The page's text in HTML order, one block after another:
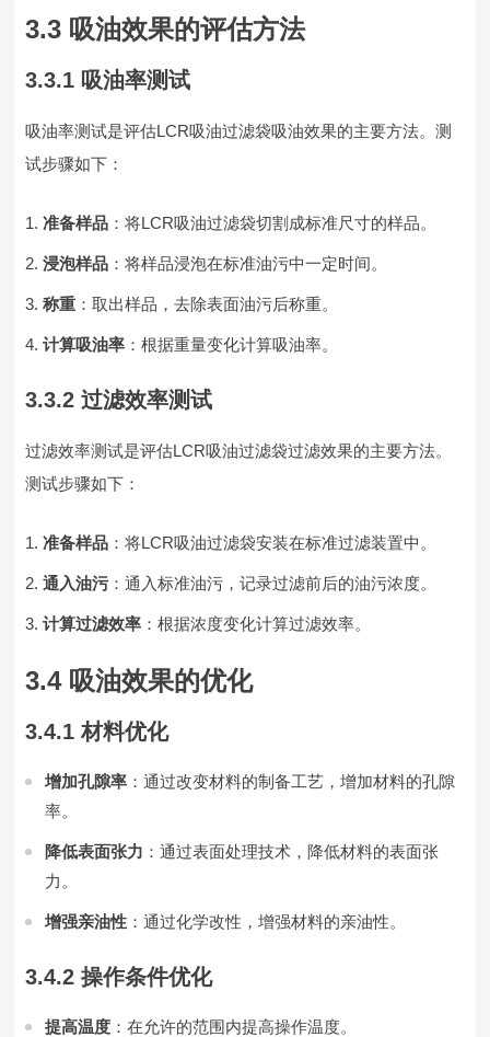
3.3 吸油效果的评估方法
3.3.1 吸油率测试
吸油率测试是评估LCR吸油过滤袋吸油效果的主要方法。测
试步骤如下：
准备样品 ：将LCR吸油过滤袋切割成标准尺寸的样品。
浸泡样品 ：将样品浸泡在标准油污中一定时间。
称重 ：取出样品，去除表面油污后称重。
计算吸油率 ：根据重量变化计算吸油率。
3.3.2 过滤效率测试
过滤效率测试是评估LCR吸油过滤袋过滤效果的主要方法。
测试步骤如下：
准备样品 ：将LCR吸油过滤袋安装在标准过滤装置中。
通入油污：通入标准油污，记录过滤前后的油污浓度。
计算过滤效率 ：根据浓度变化计算过滤效率。
3.4 吸油效果的优化
3.4.1 材料优化
增加孔隙率 ：通过改变材料的制备工艺，增加材料的孔隙
率。
降低表面张力 ：通过表面处理技术，降低材料的表面张
力。
增强亲油性 ：通过化学改性，增强材料的亲油性。
3.4.2 操作条件优化
提高温度 ：在允许的范围内提高操作温度。